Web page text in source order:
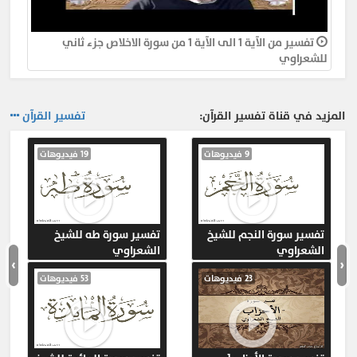
من سورة النساء للامام الشيخ محمد متولي الشعراوي رحمه الله
تفسير من الآية 25 الى الآية 28 من سورة النساء
للشعراوي
426
12-
تفسير من الآية 28 الى الآية 31 من سورة النساء
للشعراوي
تفسير سورة النساء للشيخ الشعراوي
من سورة النساء للامام الشيخ محمد متولي الشعراوي رحمه الله
13-
تفسير من الآية 31 الى الآية 31 من سورة النساء
للشعراوي
تفسير سورة النساء للشيخ الشعراوي
من سورة النساء للامام الشيخ محمد متولي الشعراوي رحمه الله
416
14-
تفسير من الآية 31 الى الآية 32 من سورة النساء
للشعراوي
تفسير سورة النساء للشيخ الشعراوي
من سورة النساء للامام الشيخ محمد متولي الشعراوي رحمه الله
15-
تفسير من الآية 32 الى الآية 34 من سورة النساء
للشعراوي
تفسير من الآية 1 الى الآية 1 من سورة الاخلاص جزء ثاني
للشعراوي
المزيد في قناة تفسير القرآن: تفسير القرآن
تفسير سورة النجم للشيخ
الشعراوي
9 فيديوهات
تفسير سورة طه للشيخ
الشعراوي
19 فيديوهات
23 فيديوهات 53 فيديوهات ‹
›